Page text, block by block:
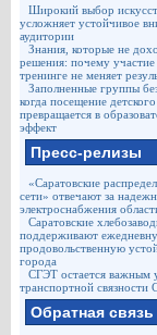
Широкий выбор
усложняет устойчивое
аудитории
Знания, которые не
решения: почему участие
тренинге не меняет
Заполненные группы
когда посещение
превращается в
эффект
Пресс-релизы
«Саратовские
сети» отвечают за
электроснабжения
Саратовские
поддерживают
продовольственную
города
СГЭТ остается важным
транспортной связности
Обратная связь